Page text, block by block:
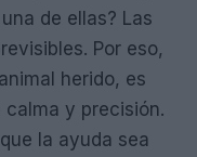
de ellas? Las
Por eso,
herido, es
y precisión.
la ayuda sea